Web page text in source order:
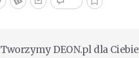
Tworzymy DEON.pl dla Ciebie